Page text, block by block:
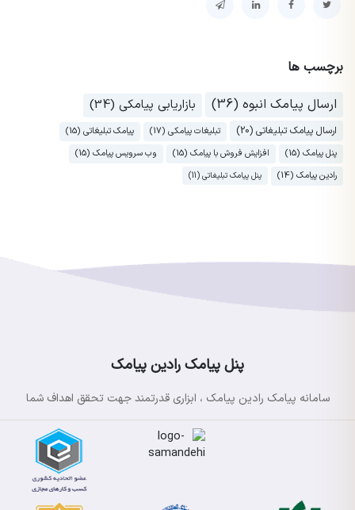
برچسب ها
ارسال پیامک انبوه (36)
بازاریابی پیامکی (34)
ارسال پیامک تبلیغاتی (20) تبلیغات پیامکی (17)
پیامک تبلیغاتی (15)
پنل پیامک (15)
افزایش فروش با پیامک (15)
وب سرویس پیامک (15)
رادین پیامک (14)
پنل پیامک تبلیغاتی (11)
پنل پیامک رادین پیامک
سامانه پیامک رادین پیامک ، ابزاری قدرتمند جهت تحقق اهداف شما